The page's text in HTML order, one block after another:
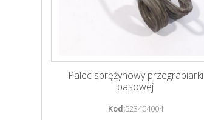
Palec sprężynowy przegrabiarki
pasowej
Kod:523404004